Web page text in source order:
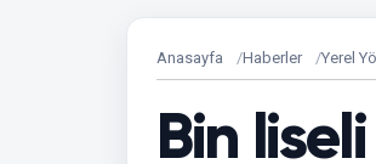
Anasayfa Haberler Yerel
Bin